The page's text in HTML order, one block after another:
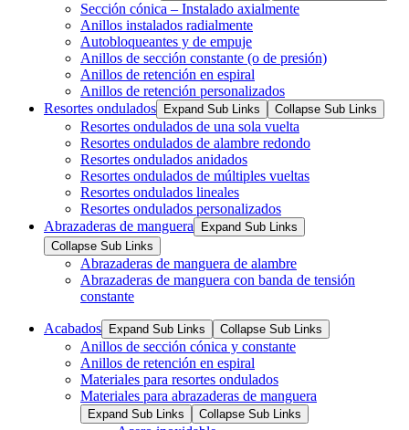
Sección cónica – Instalado axialmente
Anillos instalados radialmente
Autobloqueantes y de empuje
Anillos de sección constante (o de presión)
Anillos de retención en espiral
Anillos de retención personalizados
Resortes ondulados
Expand Sub Links Collapse Sub Links
Resortes ondulados de una sola vuelta
Resortes ondulados de alambre redondo
Resortes ondulados anidados
Resortes ondulados de múltiples vueltas
Resortes ondulados lineales
Resortes ondulados personalizados
Abrazaderas de manguera
Expand Sub Links
Collapse Sub Links
Abrazaderas de manguera de alambre
Abrazaderas de manguera con banda de tensión
constante
Acabados Expand Sub Links Collapse Sub Links
Anillos de sección cónica y constante
Anillos de retención en espiral
Materiales para resortes ondulados
Materiales para abrazaderas de manguera
Expand Sub Links Collapse Sub Links